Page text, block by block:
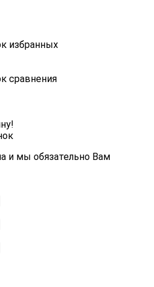
избранных
сравнения
и мы обязательно Вам